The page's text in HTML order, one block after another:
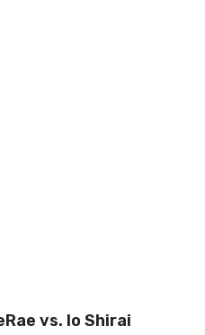
vs. Io Shirai